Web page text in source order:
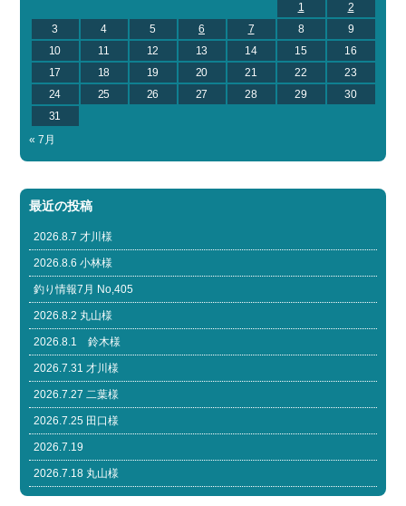
1
2
3
4 5 6 7 8
9
10
11 12 13 14 15
16
17
18 19 20 21 22
23
24
25 26 27 28 29
30
31
« 7月
最近の投稿
2026.8.7 才川様
2026.8.6 小林様
釣り情報7月 No,405
2026.8.2 丸山様
2026.8.1 鈴木様
2026.7.31 才川様
2026.7.27 二葉様
2026.7.25 田口様
2026.7.19
2026.7.18 丸山様